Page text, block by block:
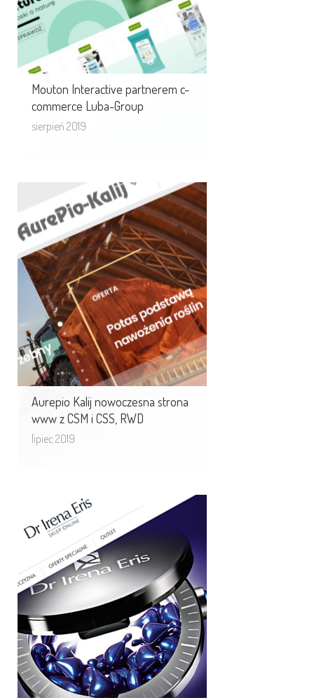
Mouton Interactive partnerem c-
commerce Luba-Group
sierpień 2019
został partnerem biznesowym
Luba, budujemy esklep.
Aurepio Kalij nowoczesna strona
www z CSM i CSS, RWD
lipiec 2019
Aurepio Kalij nowoczesna
strona www z CSM i CSS,
RWD
Wykonaliśmy kreatywny projekt dla
Aurepio Kalij. Strona doskonale
skaluje się w narzędziach, w różnej ...
Dostosowanie Sklepu
internetowego Dr Irena Eris
do wymagań RODO
W związku z wejściem w życie RODO
wprowadzono szereg zmian na
stronach internetowych Sklepu
internetowego Dr Irena ...